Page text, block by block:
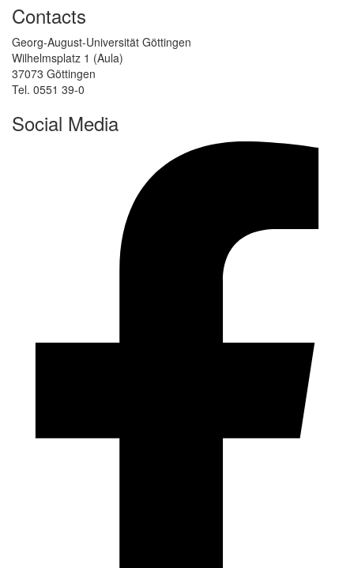
Contacts
Georg-August-Universität Göttingen
Wilhelmsplatz 1 (Aula)
37073 Göttingen
Tel. 0551 39-0
Social Media